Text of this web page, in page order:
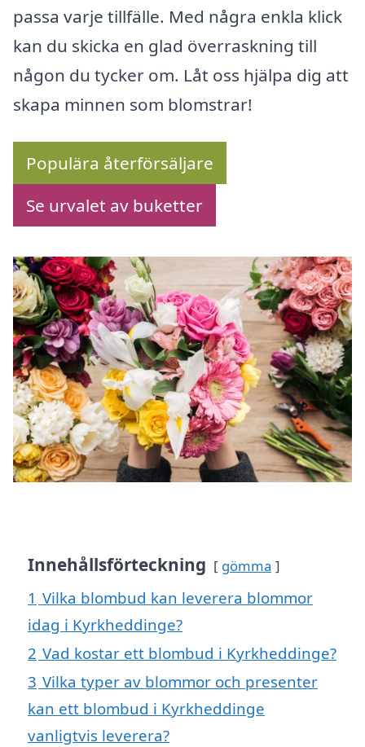
passa varje tillfälle. Med några enkla klick
kan du skicka en glad överraskning till
någon du tycker om. Låt oss hjälpa dig att
skapa minnen som blomstrar!
Populära återförsäljare
Se urvalet av buketter
Innehållsförteckning gömma
1 Vilka blombud kan leverera blommor
idag i Kyrkheddinge?
2 Vad kostar ett blombud i Kyrkheddinge?
3 Vilka typer av blommor och presenter
kan ett blombud i Kyrkheddinge
vanligtvis leverera?